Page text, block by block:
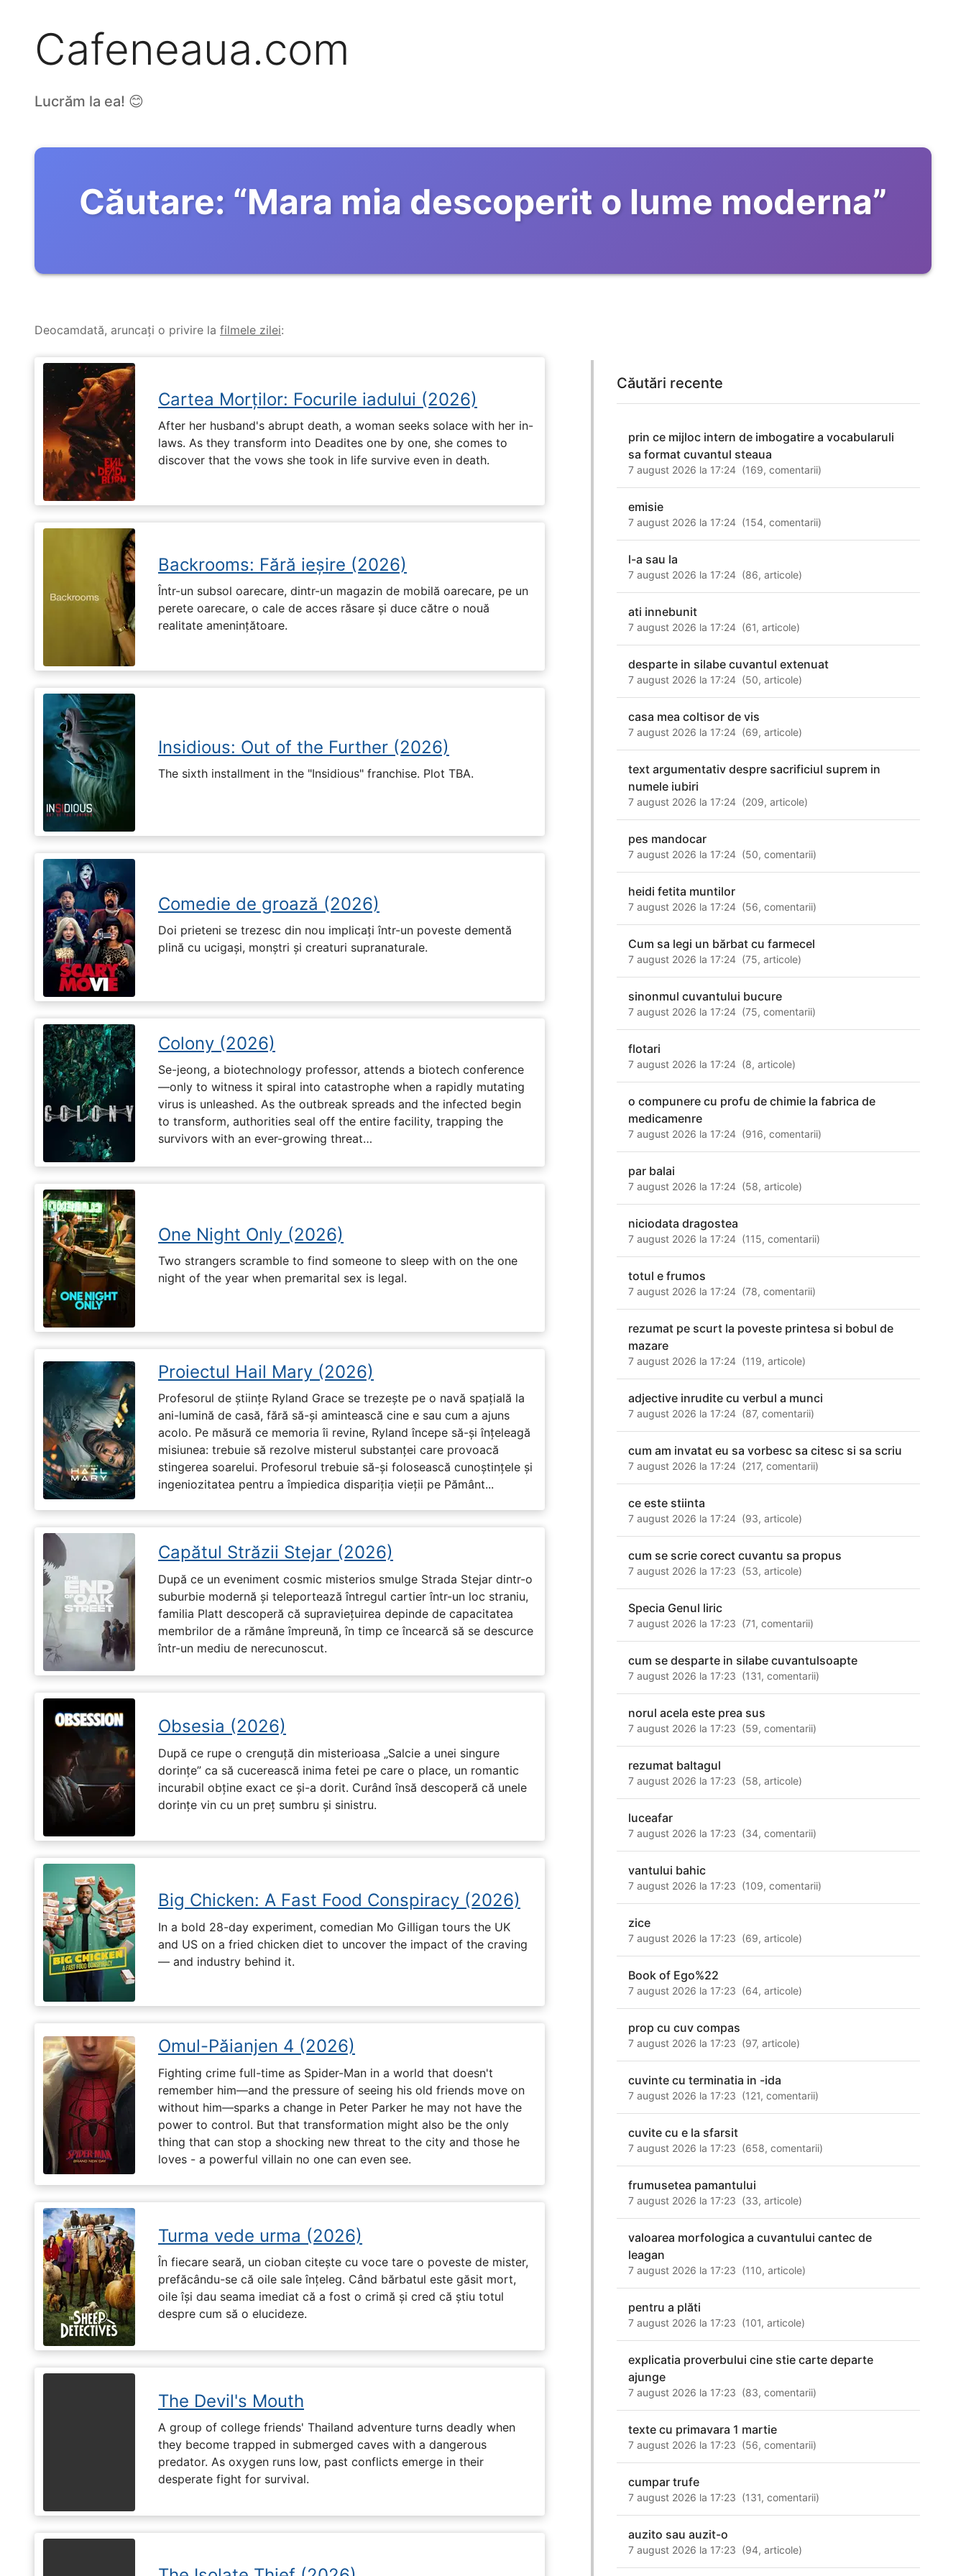
Cafeneaua.com
Lucrăm la ea! 😊
Căutare: “Mara mia descoperit o lume moderna”
Deocamdată, aruncați o privire la filmele zilei:
Cartea Morților: Focurile iadului (2026)
After her husband's abrupt death, a woman seeks solace with her in-
laws. As they transform into Deadites one by one, she comes to
discover that the vows she took in life survive even in death.
Backrooms: Fără ieșire (2026)
Într-un subsol oarecare, dintr-un magazin de mobilă oarecare, pe un
perete oarecare, o cale de acces răsare și duce către o nouă
realitate amenințătoare.
Insidious: Out of the Further (2026)
The sixth installment in the "Insidious" franchise. Plot TBA.
Comedie de groază (2026)
Doi prieteni se trezesc din nou implicați într-un poveste dementă
plină cu ucigași, monștri și creaturi supranaturale.
Colony (2026)
Se-jeong, a biotechnology professor, attends a biotech conference
—only to witness it spiral into catastrophe when a rapidly mutating
virus is unleashed. As the outbreak spreads and the infected begin
to transform, authorities seal off the entire facility, trapping the
survivors with an ever-growing threat…
One Night Only (2026)
Two strangers scramble to find someone to sleep with on the one
night of the year when premarital sex is legal.
Proiectul Hail Mary (2026)
Profesorul de științe Ryland Grace se trezește pe o navă spațială la
ani-lumină de casă, fără să-și amintească cine e sau cum a ajuns
acolo. Pe măsură ce memoria îi revine, Ryland începe să-și înțeleagă
misiunea: trebuie să rezolve misterul substanței care provoacă
stingerea soarelui. Profesorul trebuie să-și folosească cunoștințele și
ingeniozitatea pentru a împiedica dispariția vieții pe Pământ...
Capătul Străzii Stejar (2026)
După ce un eveniment cosmic misterios smulge Strada Stejar dintr-o
suburbie modernă și teleportează întregul cartier într-un loc straniu,
familia Platt descoperă că supraviețuirea depinde de capacitatea
membrilor de a rămâne împreună, în timp ce încearcă să se descurce
într-un mediu de nerecunoscut.
Obsesia (2026)
După ce rupe o crenguță din misterioasa „Salcie a unei singure
dorințe” ca să cucerească inima fetei pe care o place, un romantic
incurabil obține exact ce și-a dorit. Curând însă descoperă că unele
dorințe vin cu un preț sumbru și sinistru.
Big Chicken: A Fast Food Conspiracy (2026)
In a bold 28-day experiment, comedian Mo Gilligan tours the UK
and US on a fried chicken diet to uncover the impact of the craving
— and industry behind it.
Omul-Păianjen 4 (2026)
Fighting crime full-time as Spider-Man in a world that doesn't
remember him—and the pressure of seeing his old friends move on
without him—sparks a change in Peter Parker he may not have the
power to control. But that transformation might also be the only
thing that can stop a shocking new threat to the city and those he
loves - a powerful villain no one can even see.
Turma vede urma (2026)
În fiecare seară, un cioban citește cu voce tare o poveste de mister,
prefăcându-se că oile sale înțeleg. Când bărbatul este găsit mort,
oile își dau seama imediat că a fost o crimă și cred că știu totul
despre cum să o elucideze.
The Devil's Mouth
A group of college friends' Thailand adventure turns deadly when
they become trapped in submerged caves with a dangerous
predator. As oxygen runs low, past conflicts emerge in their
desperate fight for survival.
Căutări recente
prin ce mijloc intern de imbogatire a vocabularuli
sa format cuvantul steaua
7 august 2026 la 17:24 (169,comentarii)
emisie
7 august 2026 la 17:24 (154,comentarii)
l-a sau la
7 august 2026 la 17:24 (86,articole)
ati innebunit
7 august 2026 la 17:24 (61,articole)
desparte in silabe cuvantul extenuat
7 august 2026 la 17:24 (50,articole)
casa mea coltisor de vis
7 august 2026 la 17:24 (69,articole)
text argumentativ despre sacrificiul suprem in
numele iubiri
7 august 2026 la 17:24 (209,articole)
pes mandocar
7 august 2026 la 17:24 (50,comentarii)
heidi fetita muntilor
7 august 2026 la 17:24 (56,comentarii)
Cum sa legi un bărbat cu farmecel
7 august 2026 la 17:24 (75,articole)
sinonmul cuvantului bucure
7 august 2026 la 17:24 (75,comentarii)
flotari
7 august 2026 la 17:24 (8,articole)
o compunere cu profu de chimie la fabrica de
medicamenre
7 august 2026 la 17:24 (916,comentarii)
par balai
7 august 2026 la 17:24 (58,articole)
niciodata dragostea
7 august 2026 la 17:24 (115,comentarii)
totul e frumos
7 august 2026 la 17:24 (78,comentarii)
rezumat pe scurt la poveste printesa si bobul de
mazare
7 august 2026 la 17:24 (119,articole)
adjective inrudite cu verbul a munci
7 august 2026 la 17:24 (87,comentarii)
cum am invatat eu sa vorbesc sa citesc si sa scriu
7 august 2026 la 17:24 (217,comentarii)
ce este stiinta
7 august 2026 la 17:24 (93,articole)
cum se scrie corect cuvantu sa propus
7 august 2026 la 17:23 (53,articole)
Specia Genul liric
7 august 2026 la 17:23 (71,comentarii)
cum se desparte in silabe cuvantulsoapte
7 august 2026 la 17:23 (131,comentarii)
norul acela este prea sus
7 august 2026 la 17:23 (59,comentarii)
rezumat baltagul
7 august 2026 la 17:23 (58,articole)
luceafar
7 august 2026 la 17:23 (34,comentarii)
vantului bahic
7 august 2026 la 17:23 (109,comentarii)
zice
7 august 2026 la 17:23 (69,articole)
Book of Ego%22
7 august 2026 la 17:23 (64,articole)
prop cu cuv compas
7 august 2026 la 17:23 (97,articole)
cuvinte cu terminatia in -ida
7 august 2026 la 17:23 (121,comentarii)
cuvite cu e la sfarsit
7 august 2026 la 17:23 (658,comentarii)
frumusetea pamantului
7 august 2026 la 17:23 (33,articole)
valoarea morfologica a cuvantului cantec de
leagan
7 august 2026 la 17:23 (110,articole)
pentru a plăti
7 august 2026 la 17:23 (101,articole)
explicatia proverbului cine stie carte departe
ajunge
7 august 2026 la 17:23 (83,comentarii)
texte cu primavara 1 martie
7 august 2026 la 17:23 (56,comentarii)
cumpar trufe
7 august 2026 la 17:23 (131,comentarii)
auzito sau auzit-o
7 august 2026 la 17:23 (94,articole)